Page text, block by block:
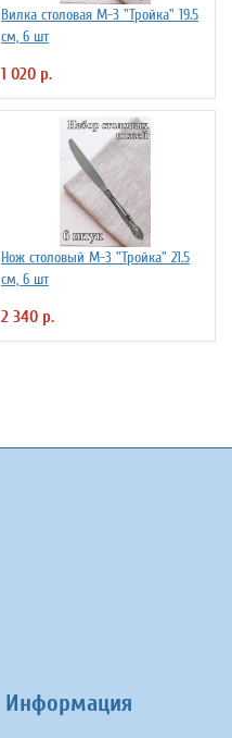
Вилка столовая М-3 "Тройка" 19.5
см, 6 шт
1 020 р.
Нож столовый М-3 "Тройка" 21.5
см, 6 шт
2 340 р.
Информация